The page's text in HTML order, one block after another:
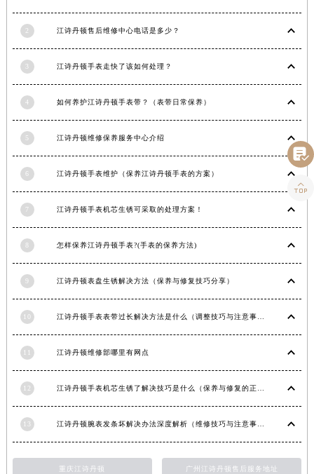
2 江诗丹顿售后维修中心电话是多少？
3 江诗丹顿手表走快了该如何处理？
4 如何养护江诗丹顿手表带？（表带日常保养）
5 江诗丹顿维修保养服务中心介绍
6 江诗丹顿手表维护（保养江诗丹顿手表的方案）
7 江诗丹顿手表机芯生锈可采取的处理方案！
8 怎样保养江诗丹顿手表?(手表的保养方法)
9 江诗丹顿表盘生锈解决方法（保养与修复技巧分享）
10
11 江诗丹顿维修部哪里有网点
12
13
重庆江诗丹顿 广州江诗丹顿售后服务地址

